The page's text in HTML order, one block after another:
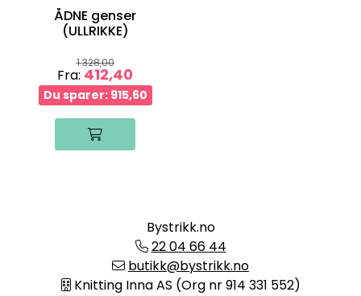
ÅDNE genser
(ULLRIKKE)
1.328,00
Fra: 412,40
Du sparer: 915,60
Bystrikk.no
22 04 66 44
butikk@bystrikk.no
Knitting Inna AS (Org nr 914 331 552)